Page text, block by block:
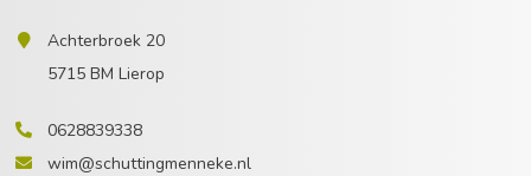
Achterbroek 20
5715 BM Lierop
0628839338
wim@schuttingmenneke.nl